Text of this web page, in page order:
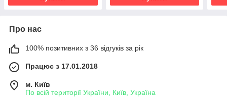
Про нас
100% позитивних з 36 відгуків за рік
Працює з 17.01.2018
м. Київ
По всій території України, Київ, Україна